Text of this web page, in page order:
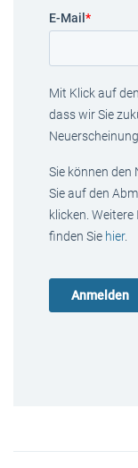
E-Mail *
Mit Klick auf
dass wir Sie
Sie können den
Sie auf den
klicken.
finden Sie hier.